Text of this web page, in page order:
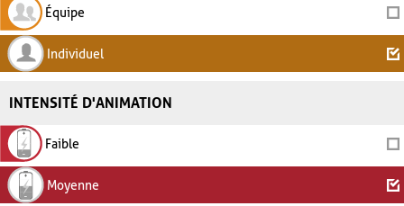
Équipe
Individuel
INTENSITÉ D'ANIMATION
Faible
Moyenne